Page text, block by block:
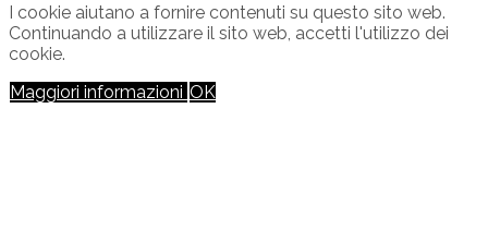
I cookie aiutano a fornire contenuti su questo sito web.
Continuando a utilizzare il sito web, accetti l'utilizzo dei
cookie.
Maggiori informazioni OK